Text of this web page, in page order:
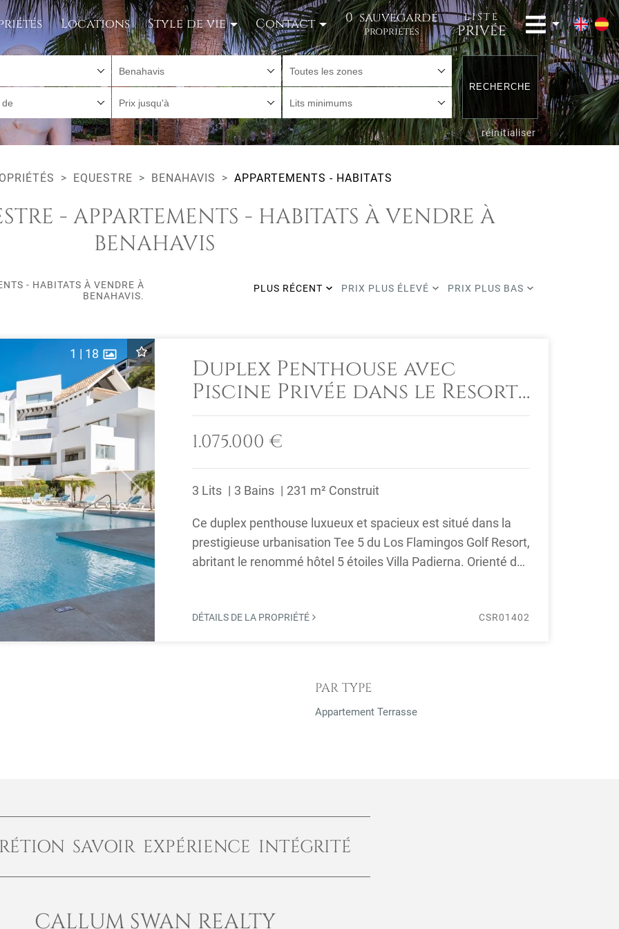
Locations Style de vie Contact 0 sauvegardé
propriétés
LISTE
PRIVÉE
Benahavis Toutes les zones
Prix jusqu'à Lits minimums
RECHERCHE
réinitialiser
EQUESTRE BENAHAVIS APPARTEMENTS - HABITATS
- APPARTEMENTS - HABITATS À VENDRE À
BENAHAVIS
- HABITATS À VENDRE À
BENAHAVIS.
PLUS RÉCENT PRIX PLUS ÉLEVÉ PRIX PLUS BAS
Next
1 | 18
Duplex Penthouse avec
Piscine Privée dans le Resort
de Golf Los Flamingos
1.075.000 €
3 Lits 3 Bains 231 m² Construit
Ce duplex penthouse luxueux et spacieux est situé dans la
prestigieuse urbanisation Tee 5 du Los Flamingos Golf Resort,
abritant le renommé hôtel 5 étoiles Villa Padierna. Orienté du
DÉTAILS DE LA PROPRIÉTÉ CSR01402
PAR TYPE
Appartement Terrasse
SAVOIR EXPÉRIENCE INTÉGRITÉ
CALLUM SWAN REALTY